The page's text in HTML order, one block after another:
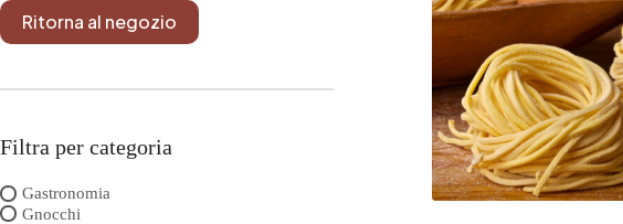
Ritorna al negozio
Filtra per categoria
Gastronomia
Gnocchi